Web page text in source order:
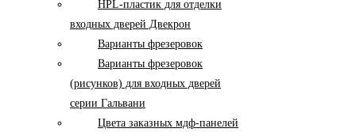
HPL-пластик для отделки
входных дверей Двекрон
Варианты фрезеровок
Варианты фрезеровок
(рисунков) для входных дверей
серии Гальвани
Цвета заказных мдф-панелей